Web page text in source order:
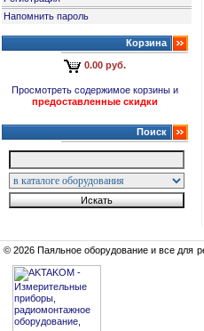
Напомнить пароль
Корзина
0.00 руб.
Просмотреть содержимое корзины и
предоставленные скидки
Поиск
© 2026 Паяльное оборудование и все для